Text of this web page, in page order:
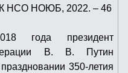
НСО НОЮБ, 2022. – 46
года президент
В. В. Путин
350-летия